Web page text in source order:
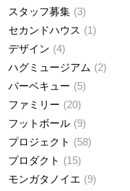
スタッフ募集 3
セカンドハウス
1
デザイン
4
ハグミュージアム
2
バーベキュー
5
ファミリー
20
フットボール
9
プロジェクト
58
プロダクト
15
モンガタノイエ
9